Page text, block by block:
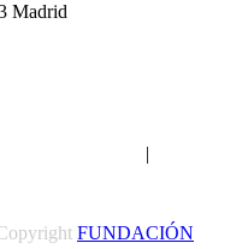
Madrid
|
FUNDACIÓN